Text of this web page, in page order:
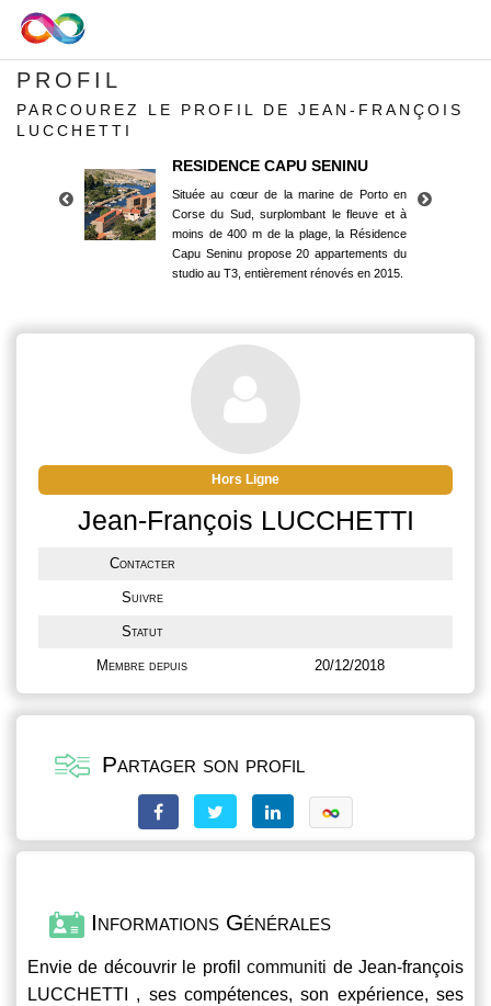
PROFIL
PARCOUREZ LE PROFIL DE JEAN-FRANÇOIS
LUCCHETTI
RESIDENCE CAPU SENINU
Située au cœur de la marine de Porto en
Corse du Sud, surplombant le fleuve et à
moins de 400 m de la plage, la Résidence
Capu Seninu propose 20 appartements du
studio au T3, entièrement rénovés en 2015.
Corse du Sud, surplombant le fleuve et à
moins de 400 m de la plage, la Résidence
Capu Seninu propose 20 appartements du
studio au T3, entièrement rénovés en 2015.
Hors Ligne
Jean-François LUCCHETTI
Contacter
Suivre
Statut
Membre depuis 20/12/2018
Partager son profil
Informations Générales
Envie de découvrir le profilcommuniti de Jean-françois
LUCCHETTI , ses compétences, son expérience, ses